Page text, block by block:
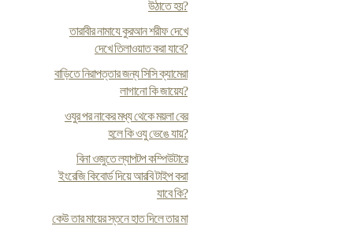
উঠাতে হয়?
তারাবীর নামাযে কুরআন শরীফ দেখে
দেখে তিলাওয়াত করা যাবে?
বাড়িতে নিরাপত্তার জন্য সিসি ক্যামেরা
লাগানো কি জায়েয?
ওযুর পর নাকের মধ্য থেকে ময়লা বের
হলে কি ওযু ভেঙে যায়?
বিনা ওজুতে ল্যাপটপ কম্পিউটারে
ইংরেজি কিবোর্ড দিয়ে আরবি টাইপ করা
যাবে কি?
কেউ তার মায়ের স্তনে হাত দিলে তার মা